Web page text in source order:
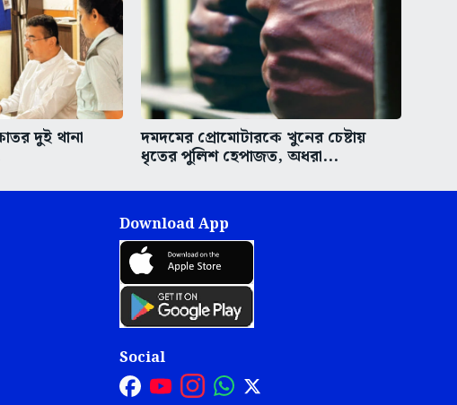
দুই থানা দমদমের প্রোমোটারকে খুনের চেষ্টায়
ধৃতের পুলিশ হেপাজত, অধরা...
Download App
Social